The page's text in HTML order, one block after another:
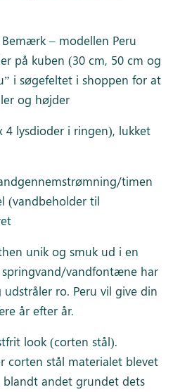
– modellen Peru
på kuben (30 cm, 50 cm og
i søgefeltet i shoppen for at
og højder
4 lysdioder i ringen), lukket
timen
(vandbeholder til
unik og smuk ud i en
vandfontæne har
ro. Peru vil give din
år efter år.
look (corten stål).
corten stål materialet blevet
andet grundet dets